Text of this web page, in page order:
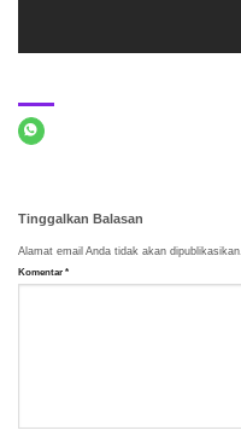
Tinggalkan Balasan
Alamat email Anda tidak akan dipublikasikan.
Komentar *